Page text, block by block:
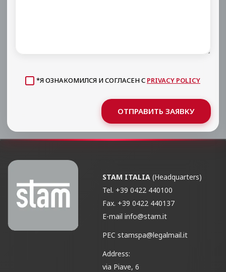
*Я ОЗНАКОМИЛСЯ И СОГЛАСЕН С PRIVACY POLICY
ОТПРАВИТЬ ЗАЯВКУ
STAM ITALIA (Headquarters)
Tel. +39 0422 440100
Fax. +39 0422 440137
E-mailinfo@stam.it
PECstamspa@legalmail.it
Address:
via Piave, 6